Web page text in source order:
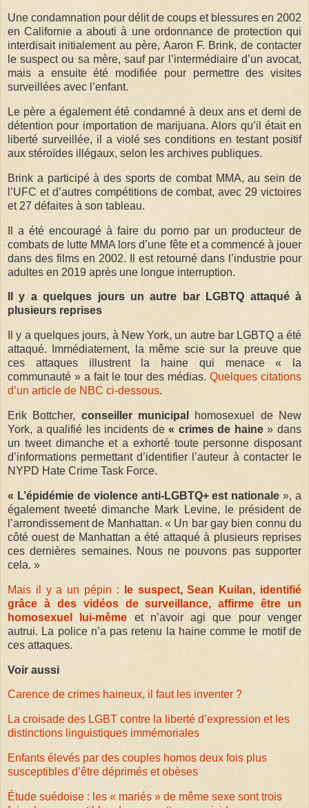
Une condamnation pour délit de coups et blessures en 2002
en Californie a abouti à une ordonnance de protection qui
interdisait initialement au père, Aaron F. Brink, de contacter
le suspect ou sa mère, sauf par l’intermédiaire d’un avocat,
mais a ensuite été modifiée pour permettre des visites
surveillées avec l’enfant.
Le père a également été condamné à deux ans et demi de
détention pour importation de marijuana. Alors qu’il était en
liberté surveillée, il a violé ses conditions en testant positif
aux stéroïdes illégaux, selon les archives publiques.
Brink a participé à des sports de combat MMA, au sein de
l’UFC et d’autres compétitions de combat, avec 29 victoires
et 27 défaites à son tableau.
Il a été encouragé à faire du porno par un producteur de
combats de lutte MMA lors d’une fête et a commencé à jouer
dans des films en 2002. Il est retourné dans l’industrie pour
adultes en 2019 après une longue interruption.
Il y a quelques jours un autre bar LGBTQ attaqué à
plusieurs reprises
Il y a quelques jours, à New York, un autre bar LGBTQ a été
attaqué. Immédiatement, la même scie sur la preuve que
ces attaques illustrent la haine qui menace « la
communauté » a fait le tour des médias. Quelques citations
d’un article de NBC ci-dessous.
Erik Bottcher, conseiller municipal
homosexuel de New
York, a qualifié les incidents de« crimes de haine» dans
un tweet dimanche et a exhorté toute personne disposant
d’informations permettant d’identifier l’auteur à contacter le
NYPD Hate Crime Task Force.
« L’épidémie de violence anti-LGBTQ+ est nationale », a
également tweeté dimanche Mark Levine, le président de
l’arrondissement de Manhattan. « Un bar gay bien connu du
côté ouest de Manhattan a été attaqué à plusieurs reprises
ces dernières semaines. Nous ne pouvons pas supporter
cela. »
Mais il y a un pépin : le suspect, Sean Kuilan, identifié
grâce à des vidéos de surveillance, affirme être un
homosexuel lui-même
et n’avoir agi que pour venger
autrui. La police n’a pas retenu la haine comme le motif de
ces attaques.
Voir aussi
Carence de crimes haineux, il faut les inventer ?
La croisade des LGBT contre la liberté d’expression et les
distinctions linguistiques immémoriales
Enfants élevés par des couples homos deux fois plus
susceptibles d’être déprimés et obèses
Étude suédoise : les « mariés » de même sexe sont trois